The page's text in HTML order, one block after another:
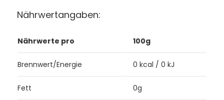
Nährwertangaben:
Nährwerte pro 100g
Brennwert/Energie 0 kcal / 0 kJ
Fett 0g